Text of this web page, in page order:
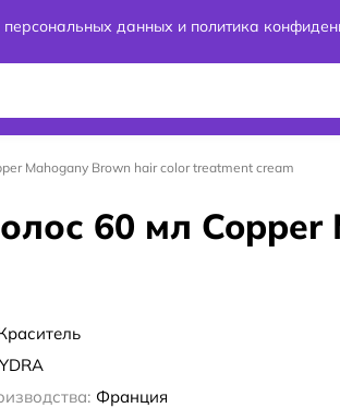
данных и политика
Mahogany Brown hair color treatment cream
60 мл Copper
Франция